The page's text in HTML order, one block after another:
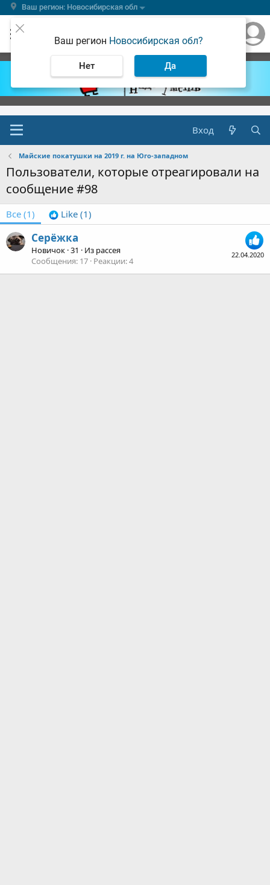
Ваш регион: Новосибирская обл
Ваш регион Новосибирская обл?
Нет Да
Вход
Майские покатушки на 2019 г. на Юго-западном
Пользователи, которые отреагировали на
сообщение #98
Все (1) Like (1)
22.04.2020
Серёжка
Новичок ·31 · Из рассея
Сообщения 17 Реакции 4